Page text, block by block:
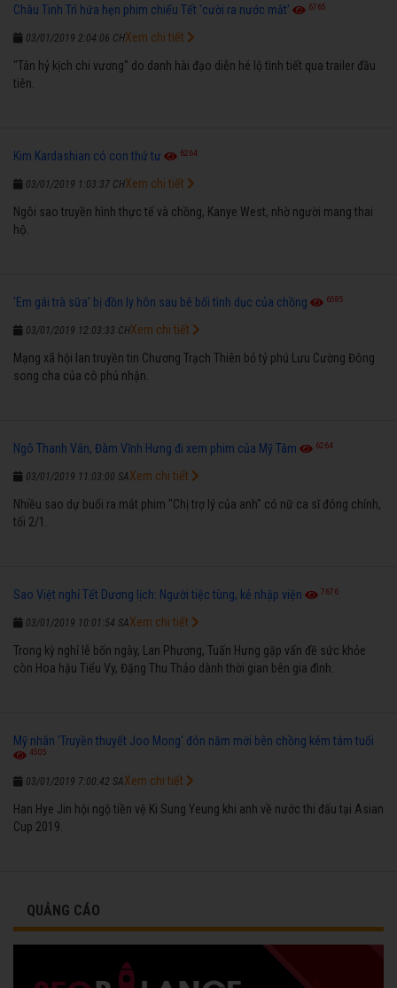
Châu Tinh Trì hứa hẹn phim chiếu Tết 'cười ra nước mắt' 6765
03/01/2019 2:04:06 CH
"Tân hỷ kịch chi vương" do danh hài đạo diễn hé lộ tình tiết qua trailer đầu
tiên.
Xem chi tiết
Kim Kardashian có con thứ tư 6264
03/01/2019 1:03:37 CH
Ngôi sao truyền hình thực tế và chồng, Kanye West, nhờ người mang thai
hộ.
Xem chi tiết
'Em gái trà sữa' bị đồn ly hôn sau bê bối tình dục của chồng 6585
03/01/2019 12:03:33 CH
Mạng xã hội lan truyền tin Chương Trạch Thiên bỏ tỷ phú Lưu Cường Đông
song cha của cô phủ nhận.
Xem chi tiết
Ngô Thanh Vân, Đàm Vĩnh Hưng đi xem phim của Mỹ Tâm 6264
03/01/2019 11:03:00 SA
Nhiều sao dự buổi ra mắt phim "Chị trợ lý của anh" có nữ ca sĩ đóng chính,
tối 2/1.
Xem chi tiết
Sao Việt nghỉ Tết Dương lịch: Người tiệc tùng, kẻ nhập viện 7676
03/01/2019 10:01:54 SA
Trong kỳ nghỉ lễ bốn ngày, Lan Phương, Tuấn Hưng gặp vấn đề sức khỏe
còn Hoa hậu Tiểu Vy, Đặng Thu Thảo dành thời gian bên gia đình.
Xem chi tiết
Mỹ nhân 'Truyền thuyết Joo Mong' đón năm mới bên chồng kém tám tuổi
4505
03/01/2019 7:00:42 SA
Han Hye Jin hội ngộ tiền vệ Ki Sung Yeung khi anh về nước thi đấu tại Asian
Cup 2019.
Xem chi tiết
QUẢNG CÁO